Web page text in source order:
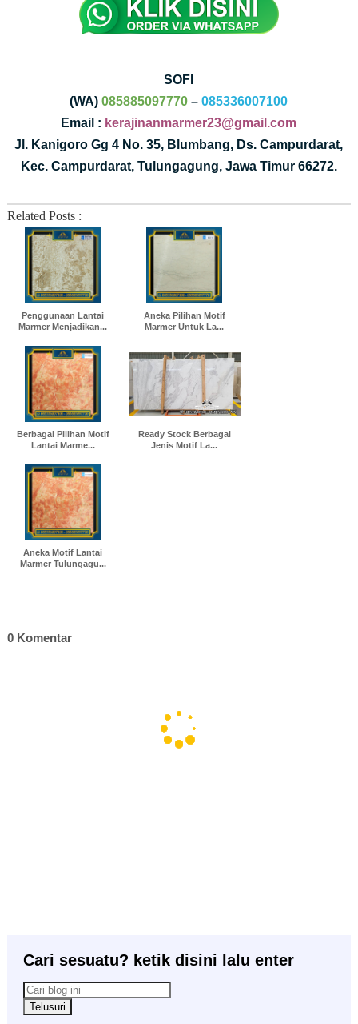
SOFI
(WA)085885097770 –085336007100
Email : kerajinanmarmer23@gmail.com
Jl. Kanigoro Gg 4 No. 35, Blumbang, Ds. Campurdarat,
Kec. Campurdarat, Tulungagung, Jawa Timur 66272.
Related Posts :
Penggunaan Lantai
Marmer Menjadikan...
Aneka Pilihan Motif
Marmer Untuk La...
Berbagai Pilihan Motif
Lantai Marme...
Ready Stock Berbagai
Jenis Motif La...
Aneka Motif Lantai
Marmer Tulungagu...
0 Komentar
Cari sesuatu? ketik disini lalu enter